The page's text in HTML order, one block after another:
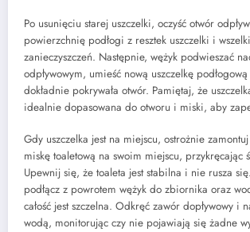
Po usunięciu starej uszczelki, oczyść otwór
powierzchnię podłogi z resztek uszczelki i
zanieczyszczeń. Następnie, wężyk podwieszać
odpływowym, umieść nową uszczelkę
dokładnie pokrywała otwór. Pamiętaj, że
idealnie dopasowana do otworu i miski, aby
Gdy uszczelka jest na miejscu, ostrożnie
miskę toaletową na swoim miejscu, przykręcając
Upewnij się, że toaleta jest stabilna i nie rusza
podłącz z powrotem wężyk do zbiornika oraz
całość jest szczelna. Odkręć zawór dopływowy i
wodą, monitorując czy nie pojawiają się żadne